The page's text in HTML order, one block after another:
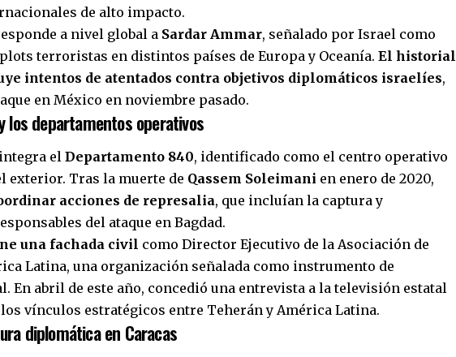
de alto impacto.
a nivel global a Sardar Ammar, señalado por Israel como
terroristas en distintos países de Europa y Oceanía. El historial
intentos de atentados contra objetivos diplomáticos israelíes,
en México en noviembre pasado.
los departamentos operativos
el Departamento 840, identificado como el centro operativo
exterior. Tras la muerte de Qassem Soleimani en enero de 2020,
acciones de represalia, que incluían la captura y
del ataque en Bagdad.
una fachada civil como Director Ejecutivo de la Asociación de
Latina, una organización señalada como instrumento de
En abril de este año, concedió una entrevista a la televisión estatal
vínculos estratégicos entre Teherán y América Latina.
diplomática en Caracas